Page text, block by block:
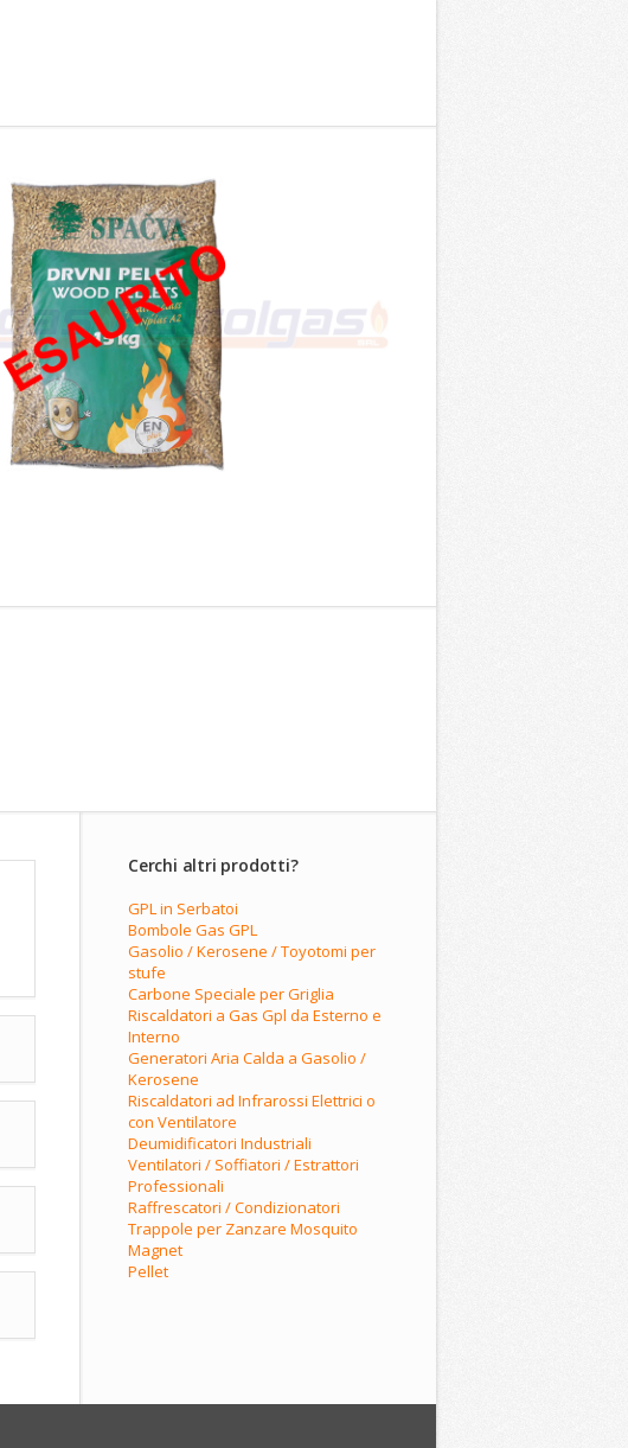
Cerchi altri prodotti?
GPL in Serbatoi
Bombole Gas GPL
Gasolio / Kerosene / Toyotomi per
stufe
Carbone Speciale per Griglia
Riscaldatori a Gas Gpl da Esterno e
Interno
Generatori Aria Calda a Gasolio /
Kerosene
Riscaldatori ad Infrarossi Elettrici o
con Ventilatore
Deumidificatori Industriali
Ventilatori / Soffiatori / Estrattori
Professionali
Raffrescatori / Condizionatori
Trappole per Zanzare Mosquito
Magnet
Pellet